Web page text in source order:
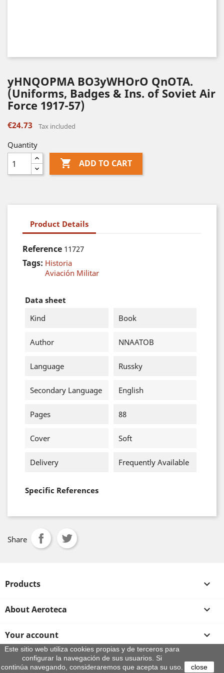
yHNQOPMA BO3yWHOrO QnOTA.
(Uniforms, Badges & Ins. of Soviet Air
Force 1917-57)
€24.73 Tax included
Quantity
 ADD TO CART
Product Details
Reference 11727
Tags: Historia
Aviación Militar
Data sheet
Kind
Book
Author NNAATOB
Language Russky
Secondary Language English
Pages 88
Cover Soft
Delivery Frequently Available
Specific References
Share
Products 
About Aeroteca 
Your account 
Store information
Este sitio web utiliza cookies propias y de terceros para
configurar la navegación de sus usuarios. Si
continúa navegando, consideraremos que acepta su uso.
close